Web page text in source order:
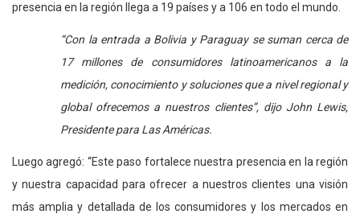
presencia en la región llega a 19 países y a 106 en todo el mundo.
“Con la entrada a Bolivia y Paraguay se suman cerca de
17 millones de consumidores latinoamericanos a la
medición, conocimiento y soluciones que a nivel regional y
global ofrecemos a nuestros clientes”, dijo John Lewis,
Presidente para Las Américas.
Luego agregó: “Este paso fortalece nuestra presencia en la región
y nuestra capacidad para ofrecer a nuestros clientes una visión
más amplia y detallada de los consumidores y los mercados en